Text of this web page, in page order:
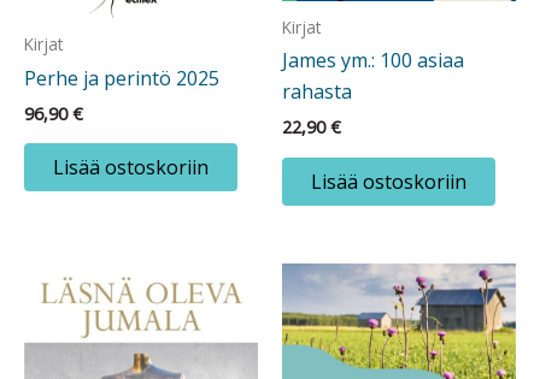
Kirjat
Perhe ja perintö 2025
96,90€
Lisää ostoskoriin
Kirjat
James ym.: 100 asiaa
rahasta
22,90€
Lisää ostoskoriin